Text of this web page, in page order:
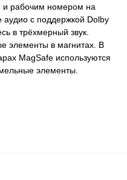
и рабочим номером на
с поддержкой Dolby
в трёхмерный звук.
элементы в магнитах. В
MagSafe используются
элементы.